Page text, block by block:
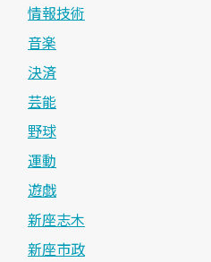
情報技術
音楽
決済
芸能
野球
運動
遊戯
新座志木
新座市政